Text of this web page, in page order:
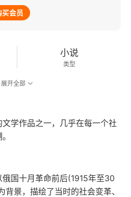
买会员
小说
类型
2013-11-01
发行日期
展开全部
学作品之一，几乎在每一个社
俄国十月革命前后(1915年至30
景，描绘了当时的社会变革、